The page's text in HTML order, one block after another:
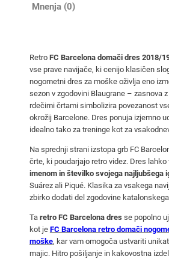
Mnenja (0)
Retro FC Barcelona domači dres 2018/
vse prave navijače, ki cenijo klasičen
nogometni dres za moške oživlja eno
sezon v zgodovini Blaugrane – zasnova
rdečimi črtami simbolizira povezanost
okrožij Barcelone. Dres ponuja izjemno
idealno tako za treninge kot za
Na sprednji strani izstopa grb FC
črte, ki poudarjajo retro videz. Dres lahko
imenom in številko svojega najljubšega
Suárez ali Piqué. Klasika za vsakega
zbirko dodati del zgodovine
Ta retro FC Barcelona dres se popolno
kot je FC Barcelona retro domači
moške, kar vam omogoča ustvariti
majic. Hitro pošiljanje in kakovostna